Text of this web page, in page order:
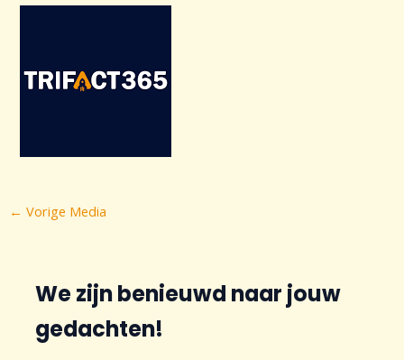
Bericht
navigatie
← Vorige Media
We zijn benieuwd naar jouw
gedachten!